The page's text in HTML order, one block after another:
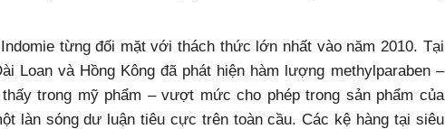
từng đối mặt với thách thức lớn nhất vào năm 2010. Tại
Loan và Hồng Kông đã phát hiện hàm lượng methylparaben –
trong mỹ phẩm – vượt mức cho phép trong sản phẩm của
làn sóng dư luận tiêu cực trên toàn cầu. Các kệ hàng tại siêu